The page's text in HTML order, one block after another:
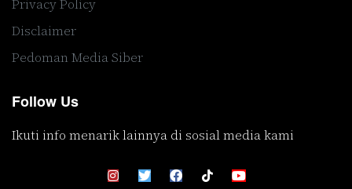
Privacy Policy
Disclaimer
Pedoman Media Siber
Follow Us
Ikuti info menarik lainnya di sosial media kami